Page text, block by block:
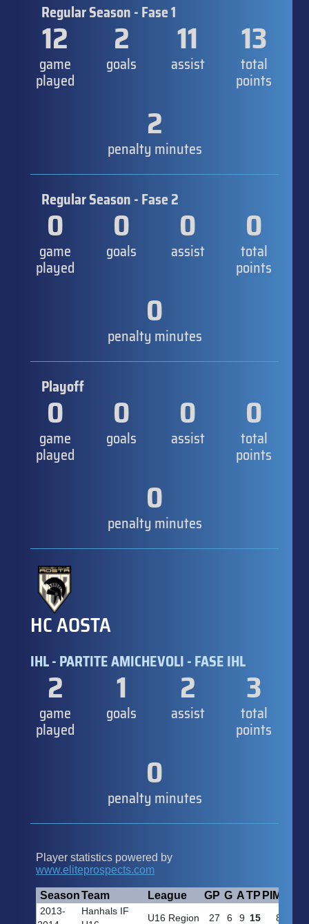
Regular Season - Fase 1
12
game
played
2
goals
11
assist
13
total
points
2
penalty minutes
Regular Season - Fase 2
0
game
played
0
goals
0
assist
0
total
points
0
penalty minutes
Playoff
0
game
played
0
goals
0
assist
0
total
points
0
penalty minutes
HC AOSTA
IHL - PARTITE AMICHEVOLI - FASE IHL
2
game
played
1
goals
2
assist
3
total
points
0
penalty minutes